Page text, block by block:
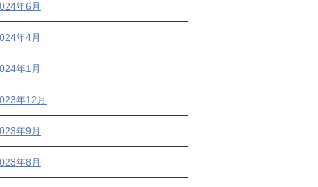
年6月
年4月
年1月
年12月
年9月
年8月